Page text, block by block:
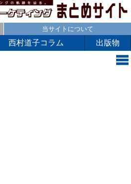
当サイトについて
西村道子コラム 出版物